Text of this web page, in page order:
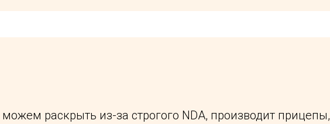
раскрыть из-за строгого NDA, производит прицепы,